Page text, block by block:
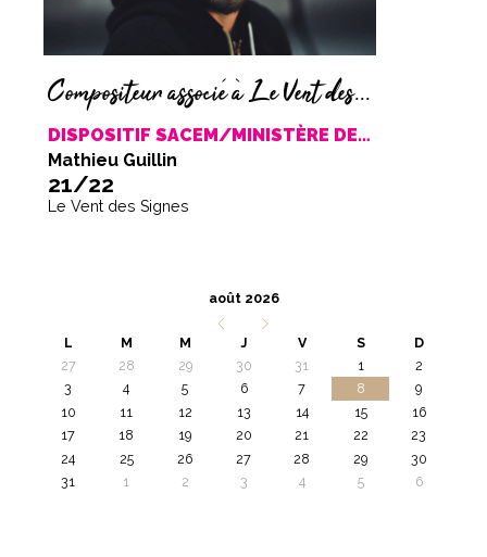
Compositeur associé à Le Vent des Signes
DISPOSITIF SACEM/MINISTÈRE DE LA CULTURE 21/22
Mathieu Guillin
21/22
Le Vent des Signes
août 2026
L M M J V S
D
27
28 29 30 31 1
2
3
4 5 6 7 8
9
10
11 12 13 14 15
16
17
18 19 20 21 22
23
24
25 26 27 28 29
30
31
1 2 3 4 5 6